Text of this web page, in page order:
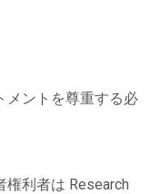
メントを尊重する必
利者は Research